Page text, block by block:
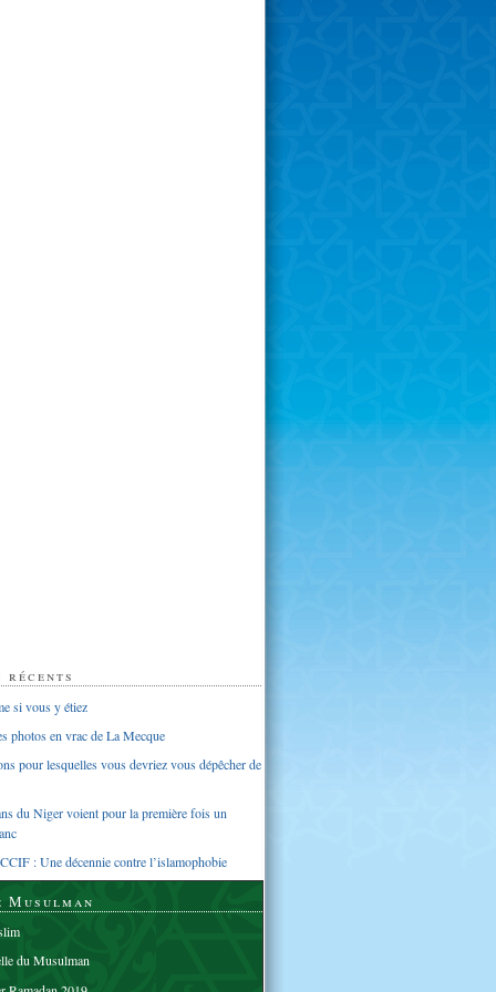
si vous y étiez
photos en vrac de La Mecque
pour lesquelles vous devriez vous dépêcher de
du Niger voient pour la première fois un
: Une décennie contre l’islamophobie
Musulman
du Musulman